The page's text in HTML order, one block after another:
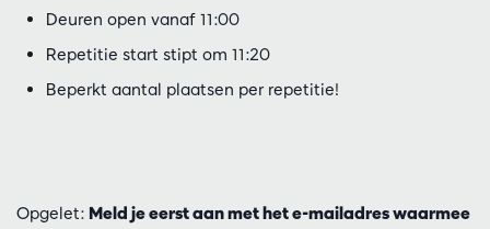
Deuren open vanaf 11:00
Repetitie start stipt om 11:20
Beperkt aantal plaatsen per repetitie!
Opgelet: Meld je eerst aan met het e-mailadres waarmee